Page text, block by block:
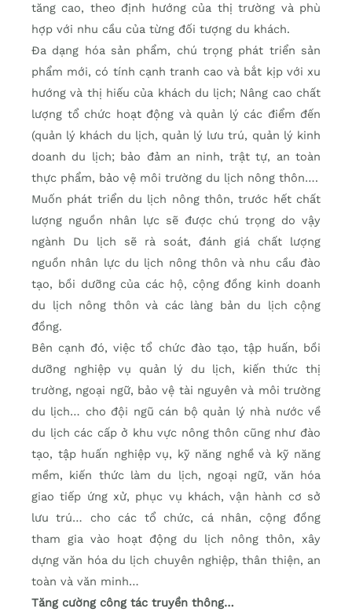
tăng cao, theo định hướng của thị trường và phù
hợp với nhu cầu của từng đối tượng du khách.
Đa dạng hóa sản phẩm, chú trọng phát triển sản
phẩm mới, có tính cạnh tranh cao và bắt kịp với xu
hướng và thị hiếu của khách du lịch; Nâng cao chất
lượng tổ chức hoạt động và quản lý các điểm đến
(quản lý khách du lịch, quản lý lưu trú, quản lý kinh
doanh du lịch; bảo đảm an ninh, trật tự, an toàn
thực phẩm, bảo vệ môi trường du lịch nông thôn….
Muốn phát triển du lịch nông thôn, trước hết chất
lượng nguồn nhân lực sẽ được chú trọng do vậy
ngành Du lịch sẽ rà soát, đánh giá chất lượng
nguồn nhân lực du lịch nông thôn và nhu cầu đào
tạo, bồi dưỡng của các hộ, cộng đồng kinh doanh
du lịch nông thôn và các làng bản du lịch cộng
đồng.
Bên cạnh đó, việc tổ chức đào tạo, tập huấn, bồi
dưỡng nghiệp vụ quản lý du lịch, kiến thức thị
trường, ngoại ngữ, bảo vệ tài nguyên và môi trường
du lịch… cho đội ngũ cán bộ quản lý nhà nước về
du lịch các cấp ở khu vực nông thôn cũng như đào
tạo, tập huấn nghiệp vụ, kỹ năng nghề và kỹ năng
mềm, kiến thức làm du lịch, ngoại ngữ, văn hóa
giao tiếp ứng xử, phục vụ khách, vận hành cơ sở
lưu trú… cho các tổ chức, cá nhân, cộng đồng
tham gia vào hoạt động du lịch nông thôn, xây
dựng văn hóa du lịch chuyên nghiệp, thân thiện, an
toàn và văn minh…
Tăng cường công tác truyền thông…